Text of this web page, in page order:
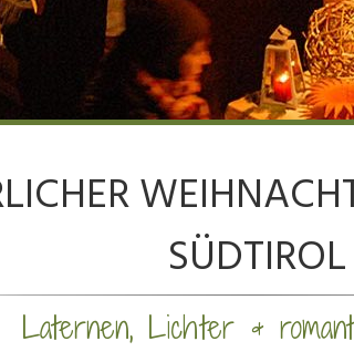
SÜDTIROL
Laternen, Lichter &